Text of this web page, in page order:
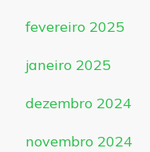
fevereiro 2025
janeiro 2025
dezembro 2024
novembro 2024